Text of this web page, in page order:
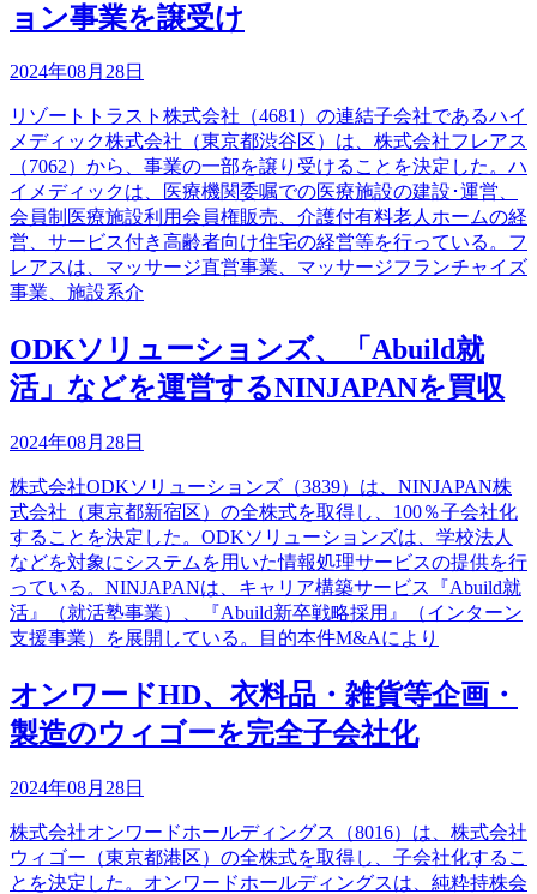
ョン事業を譲受け
2024年08月28日
リゾートトラスト株式会社（4681）の連結子会社であるハイ
メディック株式会社（東京都渋谷区）は、株式会社フレアス
（7062）から、事業の一部を譲り受けることを決定した。ハ
イメディックは、医療機関委嘱での医療施設の建設･運営、
会員制医療施設利用会員権販売、介護付有料老人ホームの経
営、サービス付き高齢者向け住宅の経営等を行っている。フ
レアスは、マッサージ直営事業、マッサージフランチャイズ
事業、施設系介
ODKソリューションズ、「Abuild就
活」などを運営するNINJAPANを買収
2024年08月28日
株式会社ODKソリューションズ（3839）は、NINJAPAN株
式会社（東京都新宿区）の全株式を取得し、100％子会社化
することを決定した。ODKソリューションズは、学校法人
などを対象にシステムを用いた情報処理サービスの提供を行
っている。NINJAPANは、キャリア構築サービス『Abuild就
活』（就活塾事業）、『Abuild新卒戦略採用』（インターン
支援事業）を展開している。目的本件M&Aにより
オンワードHD、衣料品・雑貨等企画・
製造のウィゴーを完全子会社化
2024年08月28日
株式会社オンワードホールディングス（8016）は、株式会社
ウィゴー（東京都港区）の全株式を取得し、子会社化するこ
とを決定した。オンワードホールディングスは、純粋持株会